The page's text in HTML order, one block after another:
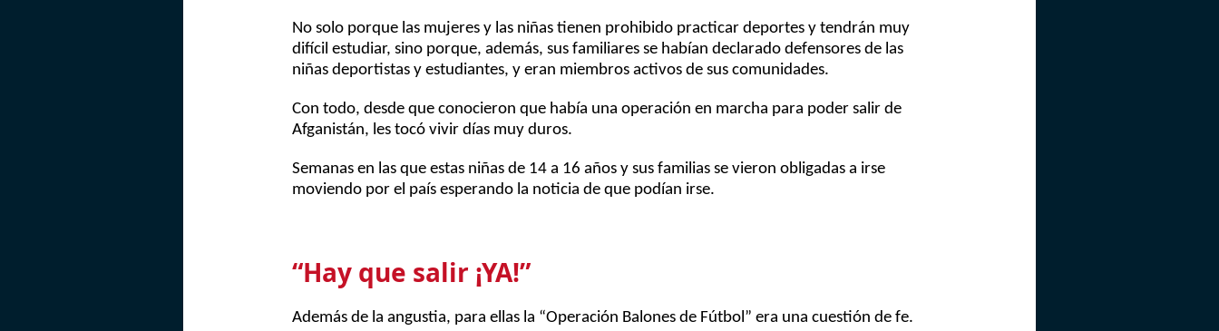
No solo porque las mujeres y las niñas tienen prohibido practicar deportes y tendrán muy
difícil estudiar, sino porque, además, sus familiares se habían declarado defensores de las
niñas deportistas y estudiantes, y eran miembros activos de sus comunidades.
Con todo, desde que conocieron que había una operación en marcha para poder salir de
Afganistán, les tocó vivir días muy duros.
Semanas en las que estas niñas de 14 a 16 años y sus familias se vieron obligadas a irse
moviendo por el país esperando la noticia de que podían irse.
“Hay que salir ¡YA!”
Además de la angustia, para ellas la “Operación Balones de Fútbol” era una cuestión de fe.